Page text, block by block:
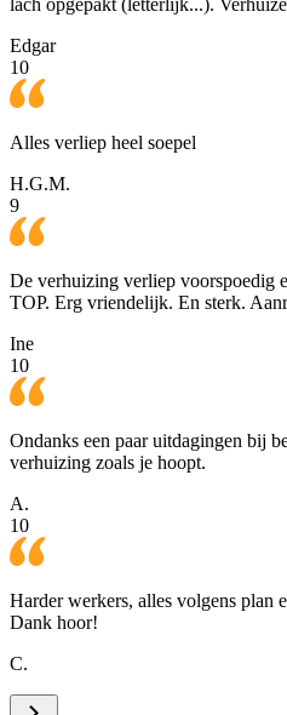
lach opgepakt (letterlijk...).
Edgar
10
Alles verliep heel soepel
H.G.M.
9
De verhuizing verliep voorspoedig
TOP. Erg vriendelijk. En sterk.
Ine
10
Ondanks een paar uitdagingen bij
verhuizing zoals je hoopt.
A.
10
Harder werkers, alles volgens plan
Dank hoor!
C.